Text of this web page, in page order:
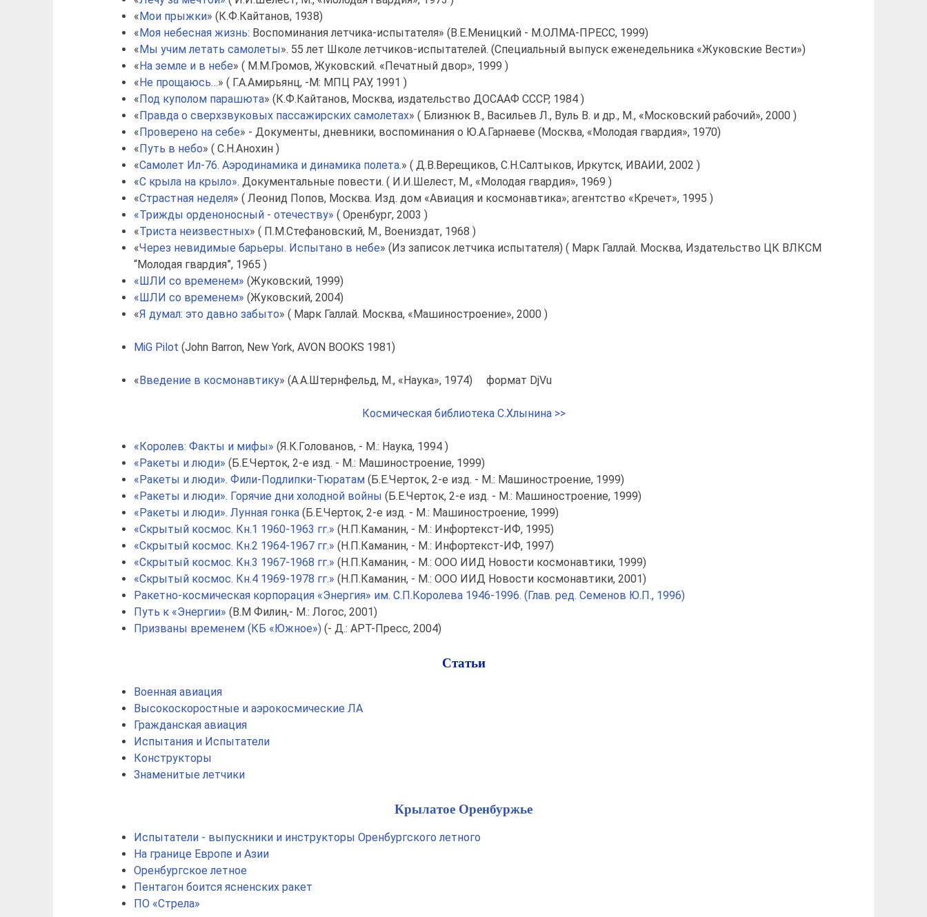
« Мои прыжки» (К.Ф.Кайтанов, 1938)
« Моя небесная жизнь: Воспоминания летчика-испытателя» (В.Е.Меницкий - М.ОЛМА-ПРЕСС, 1999)
« Мы учим летать самолеты». 55 лет Школе летчиков-испытателей. (Специальный выпуск еженедельника «Жуковские Вести»)
« На земле и в небе» ( М.М.Громов, Жуковский. «Печатный двор», 1999 )
« Не прощаюсь…» ( Г.А.Амирьянц, -М: МПЦ РАУ, 1991 )
« Под куполом парашюта» (К.Ф.Кайтанов, Москва, издательство ДОСААФ СССР, 1984 )
« Правда о сверхзвуковых пассажирских самолетах» ( Близнюк В., Васильев Л., Вуль В. и др., М., «Московский рабочий», 2000 )
« Проверено на себе» - Документы, дневники, воспоминания о Ю.А.Гарнаеве (Москва, «Молодая гвардия», 1970)
« Путь в небо» ( С.Н.Анохин )
«Самолет Ил-76. Аэродинамика и динамика полета.» ( Д.В.Верещиков, С.Н.Салтыков, Иркутск, ИВАИИ, 2002 )
«С крыла на крыло». Документальные повести. ( И.И.Шелест, М., «Молодая гвардия», 1969 )
«Страстная неделя» ( Леонид Попов, Москва. Изд. дом «Авиация и космонавтика»; агентство «Кречет», 1995 )
«Трижды орденоносный - отечеству» ( Оренбург, 2003 )
«Триста неизвестных» ( П.М.Стефановский, М., Воениздат, 1968 )
«Через невидимые барьеры. Испытано в небе» (Из записок летчика испытателя) ( Марк Галлай. Москва, Издательство ЦК ВЛКСМ
“Молодая гвардия”, 1965 )
«ШЛИ со временем» (Жуковский, 1999)
«ШЛИ со временем» (Жуковский, 2004)
«Я думал: это давно забыто» ( Марк Галлай. Москва, «Машиностроение», 2000 )
MiG Pilot (John Barron, New York, AVON BOOKS 1981)
« Введение в космонавтику» (А.А.Штернфельд, М., «Наука», 1974) формат DjVu
Космическая библиотека С.Хлынина >>
«Королев: Факты и мифы» (Я.К.Голованов, - М.: Наука, 1994 )
«Ракеты и люди» (Б.Е.Черток, 2-е изд. - М.: Машиностроение, 1999)
«Ракеты и люди». Фили-Подлипки-Тюратам(Б.Е.Черток, 2-е изд. - М.: Машиностроение, 1999)
«Ракеты и люди». Горячие дни холодной войны (Б.Е.Черток, 2-е изд. - М.: Машиностроение, 1999)
«Ракеты и люди». Лунная гонка(Б.Е.Черток, 2-е изд. - М.: Машиностроение, 1999)
«Скрытый космос. Кн.1 1960-1963 гг.» (Н.П.Каманин, - М.: Инфортекст-ИФ, 1995)
«Скрытый космос. Кн.2 1964-1967 гг.» (Н.П.Каманин, - М.: Инфортекст-ИФ, 1997)
«Скрытый космос. Кн.3 1967-1968 гг.» (Н.П.Каманин, - М.: ООО ИИД Новости космонавтики, 1999)
«Скрытый космос. Кн.4 1969-1978 гг.» (Н.П.Каманин, - М.: ООО ИИД Новости космонавтики, 2001)
Ракетно-космическая корпорация «Энергия» им. С.П.Королева 1946-1996. (Глав. ред. Семенов Ю.П., 1996)
Путь к «Энергии» (В.М Филин,- М.: Логос, 2001)
Призваны временем (КБ «Южное»)(- Д.: АРТ-Пресс, 2004)
Статьи
Военная авиация
Высокоскоростные и аэрокосмические ЛА
Гражданская авиация
Испытания и Испытатели
Конструкторы
Знаменитые летчики
Крылатое Оренбуржье
Испытатели - выпускники и инструкторы Оренбургского летного
На границе Европе и Азии
Оренбургское летное
Пентагон боится ясненских ракет
ПО «Стрела»